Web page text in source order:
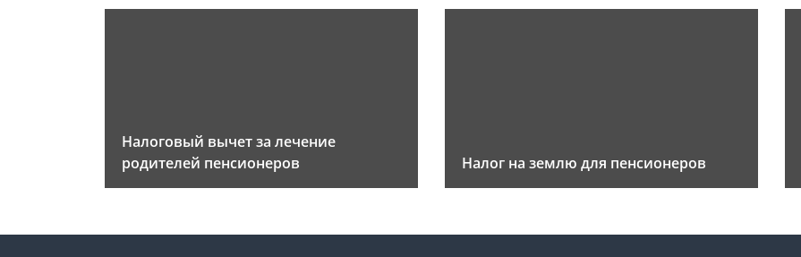
Налоговый вычет за лечение
родителей пенсионеров
Налог на землю для пенсионеров